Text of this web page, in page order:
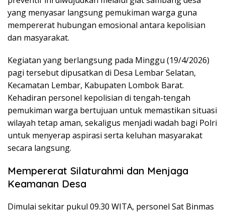
yang menyasar langsung pemukiman warga guna
mempererat hubungan emosional antara kepolisian
dan masyarakat.
Kegiatan yang berlangsung pada Minggu (19/4/2026)
pagi tersebut dipusatkan di Desa Lembar Selatan,
Kecamatan Lembar, Kabupaten Lombok Barat.
Kehadiran personel kepolisian di tengah-tengah
pemukiman warga bertujuan untuk memastikan situasi
wilayah tetap aman, sekaligus menjadi wadah bagi Polri
untuk menyerap aspirasi serta keluhan masyarakat
secara langsung.
Mempererat Silaturahmi dan Menjaga
Keamanan Desa
Dimulai sekitar pukul 09.30 WITA, personel Sat Binmas